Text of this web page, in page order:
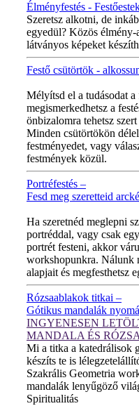
Élményfestés -
Szeretsz alkotni, de
egyedül? Közös
látványos képeket
Festő csütörtök -
Mélyítsd el a tudásodat a
megismerkedhetsz a
önbizalomra tehetsz
Minden csütörtökön
festményedet, vagy
festmények közül.
Portréfestés –
Fesd meg szeretteid
Ha szeretnéd meglepni
portréddal, vagy csak
portrét festeni, akkor
workshopunkra. Nálunk
alapjait és megfesthetsz
Rózsaablakok titkai –
Gótikus mandalák
INGYENESEN
MANDALA ÉS
Mi a titka a katedrálisok
készíts te is
Szakrális Geometria
mandalák lenyűgöző
Spiritualitás